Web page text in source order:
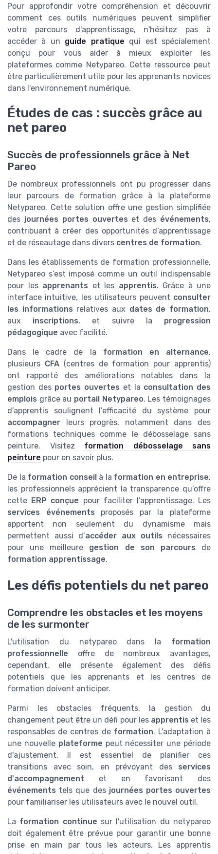
Pour approfondir votre compréhension et découvrir
comment ces outils numériques peuvent simplifier
votre parcours d'apprentissage, n'hésitez pas à
accéder à un guide pratique qui est spécialement
conçu pour vous aider à mieux exploiter les
plateformes comme Netypareo. Cette ressource peut
être particulièrement utile pour les apprenants novices
dans l'environnement numérique.
Études de cas : succès grâce au
net pareo
Succès de professionnels grâce à Net
Pareo
De nombreux professionnels ont pu progresser dans
leur parcours de formation grâce à la plateforme
Netypareo. Cette solution offre une gestion simplifiée
des journées portes ouvertes et des événements,
contribuant à créer des opportunités d’apprentissage
et de réseautage dans divers centres de formation.
Dans les établissements de formation professionnelle,
Netypareo s’est imposé comme un outil indispensable
pour les apprenants et les apprentis. Grâce à une
interface intuitive, les utilisateurs peuvent consulter
les informations relatives aux dates de formation,
aux inscriptions, et suivre la progression
pédagogique avec facilité.
Dans le cadre de la formation en alternance,
plusieurs CFA(centres de formation pour apprentis)
ont rapporté des améliorations notables dans la
gestion des portes ouvertes et la consultation des
emplois grâce au portail Netypareo. Les témoignages
d’apprentis soulignent l’efficacité du système pour
accompagner leurs progrès, notamment dans des
formations techniques comme le débosselage sans
peinture. Visitez formation débosselage sans
peinture pour en savoir plus.
De la formation conseilà la formation en entreprise,
les professionnels apprécient la transparence qu’offre
cette ERP conçue pour faciliter l’apprentissage. Les
services événements proposés par la plateforme
apportent non seulement du dynamisme mais
permettent aussi d’accéder aux outils nécessaires
pour une meilleure gestion de son parcours de
formation apprentissage.
Les défis potentiels du net pareo
Comprendre les obstacles et les moyens
de les surmonter
L'utilisation du netypareo dans la formation
professionnelle offre de nombreux avantages,
cependant, elle présente également des défis
potentiels que les apprenants et les centres de
formation doivent anticiper.
Parmi les obstacles fréquents, la gestion du
changement peut être un défi pour les apprentis et les
responsables de centres de formation. L'adaptation à
une nouvelle plateforme peut nécessiter une période
d'ajustement. Il est essentiel de planifier ces
transitions avec soin, en prévoyant des services
d'accompagnement et en favorisant des
événements tels que des journées portes ouvertes
pour familiariser les utilisateurs avec le nouvel outil.
La formation continue sur l'utilisation du netypareo
doit également être prévue pour garantir une bonne
prise en main par tous les acteurs. Les apprentis